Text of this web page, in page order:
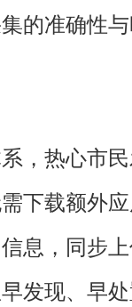
的准确性与
，热心市
下载额外
息，同步
发现、早